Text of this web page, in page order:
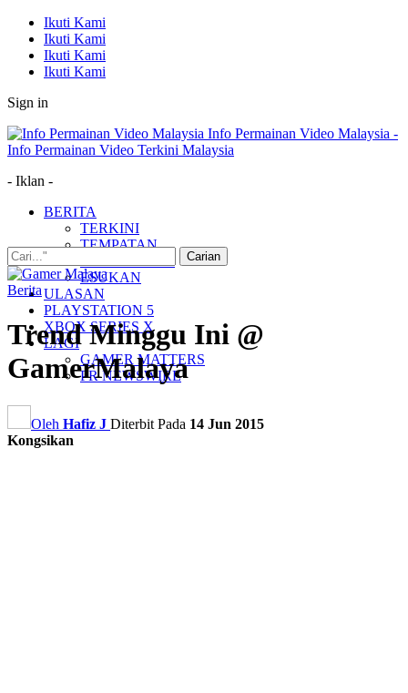
Ikuti Kami
Ikuti Kami
Ikuti Kami
Ikuti Kami
Sign in
Info Permainan Video Malaysia -
Info Permainan Video Terkini Malaysia
- Iklan -
BERITA
TERKINI
TEMPATAN
ESUKAN
ULASAN
PLAYSTATION 5
XBOX SERIES X
LAGI
GAMER MATTERS
PR NEWSWIRE
Berita
Trend Minggu Ini @
GamerMalaya
Oleh Hafiz J Diterbit Pada 14 Jun 2015
Kongsikan